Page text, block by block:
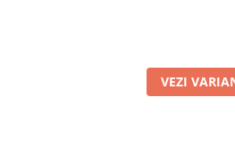
VEZI